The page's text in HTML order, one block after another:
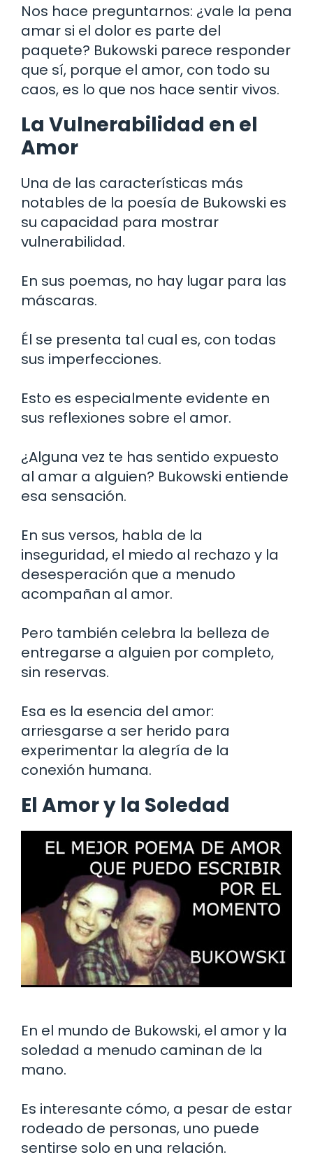
Nos hace preguntarnos: ¿vale la pena
amar si el dolor es parte del
paquete? Bukowski parece responder
que sí, porque el amor, con todo su
caos, es lo que nos hace sentir vivos.
La Vulnerabilidad en el
Amor
Una de las características más
notables de la poesía de Bukowski es
su capacidad para mostrar
vulnerabilidad.
En sus poemas, no hay lugar para las
máscaras.
Él se presenta tal cual es, con todas
sus imperfecciones.
Esto es especialmente evidente en
sus reflexiones sobre el amor.
¿Alguna vez te has sentido expuesto
al amar a alguien? Bukowski entiende
esa sensación.
En sus versos, habla de la
inseguridad, el miedo al rechazo y la
desesperación que a menudo
acompañan al amor.
Pero también celebra la belleza de
entregarse a alguien por completo,
sin reservas.
Esa es la esencia del amor:
arriesgarse a ser herido para
experimentar la alegría de la
conexión humana.
El Amor y la Soledad
En el mundo de Bukowski, el amor y la
soledad a menudo caminan de la
mano.
Es interesante cómo, a pesar de estar
rodeado de personas, uno puede
sentirse solo en una relación.